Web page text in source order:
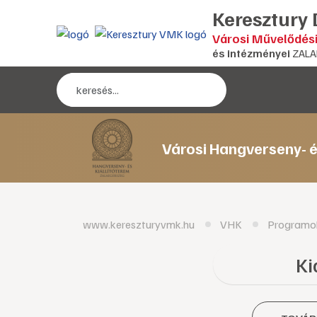
Keresztury
Városi
és intézményei
Városi Hangverseny-
www.kereszturyvmk.hu VHK